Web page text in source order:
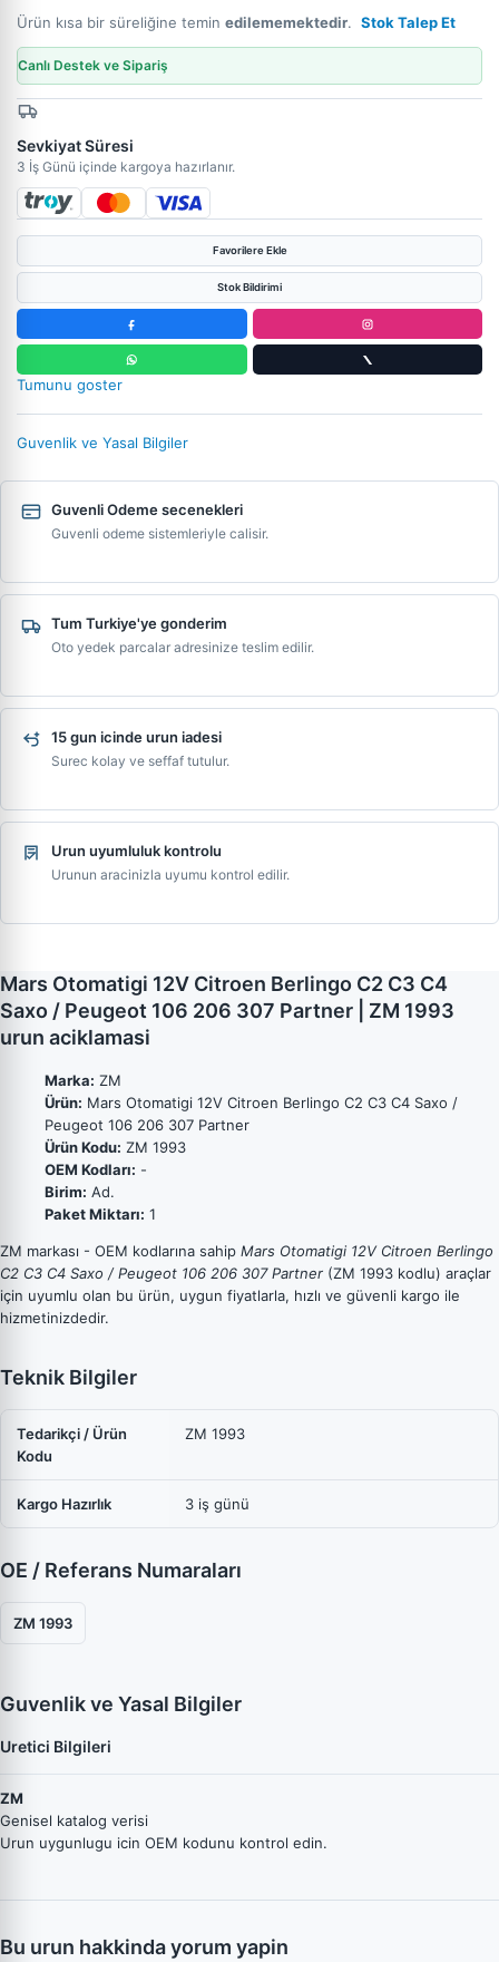
Ürün kısa bir süreliğine temin edilememektedir. Stok Talep Et
Canlı Destek ve Sipariş
Sevkiyat Süresi
3 İş Günü içinde kargoya hazırlanır.
Favorilere Ekle
Stok Bildirimi
Tumunu goster
Guvenlik ve Yasal Bilgiler
Guvenli Odeme secenekleri
Guvenli odeme sistemleriyle calisir.
Tum Turkiye'ye gonderim
Oto yedek parcalar adresinize teslim edilir.
15 gun icinde urun iadesi
Surec kolay ve seffaf tutulur.
Urun uyumluluk kontrolu
Urunun aracinizla uyumu kontrol edilir.
Mars Otomatigi 12V Citroen Berlingo C2 C3 C4
Saxo / Peugeot 106 206 307 Partner | ZM 1993
urun aciklamasi
Marka: ZM
Ürün: Mars Otomatigi 12V Citroen Berlingo C2 C3 C4 Saxo /
Peugeot 106 206 307 Partner
Ürün Kodu: ZM 1993
OEM Kodları: -
Birim: Ad.
Paket Miktarı: 1
ZM markası - OEM kodlarına sahip Mars Otomatigi 12V Citroen Berlingo
C2 C3 C4 Saxo / Peugeot 106 206 307 Partner (ZM 1993 kodlu) araçlar
için uyumlu olan bu ürün, uygun fiyatlarla, hızlı ve güvenli kargo ile
hizmetinizdedir.
Teknik Bilgiler
Tedarikçi / Ürün
Kodu
ZM 1993
Kargo Hazırlık 3 iş günü
OE / Referans Numaraları
ZM 1993
Guvenlik ve Yasal Bilgiler
Uretici Bilgileri
ZM
Genisel katalog verisi
Urun uygunlugu icin OEM kodunu kontrol edin.
Bu urun hakkinda yorum yapin